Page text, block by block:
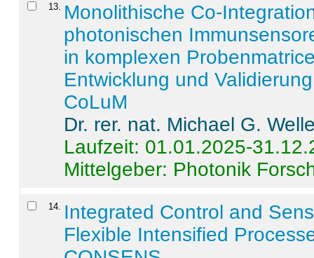
13
Monolithische Co-
photonischen
in komplexen
Entwicklung und
CoLuM
Dr. rer. nat. Michael G.
Laufzeit: 01.01.2025-
Mittelgeber: Photonik
14
Integrated Control and
Flexible Intensified